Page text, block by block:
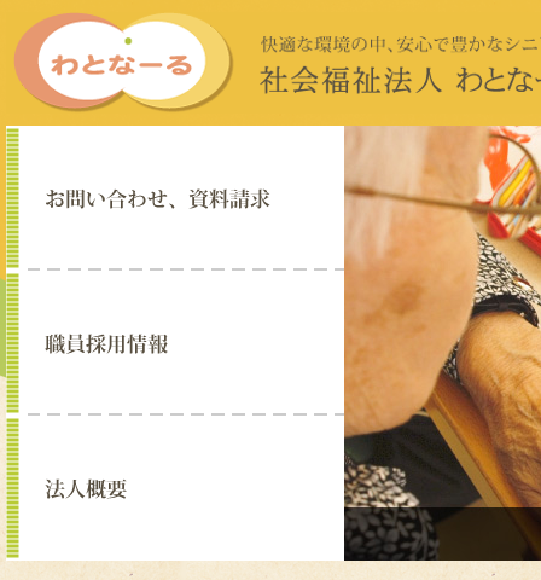
お問い合わせ・資料請求
職員採用情報
法人概要